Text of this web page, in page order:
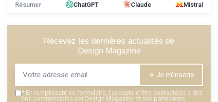
Résumer ChatGPT Claude Mistral
Recevez les dernières actualités de
Design Magazine
➔ Je m'inscris
* En remplissant ce formulaire, j’accepte d’être contacté(e) à des
fins commerciales par Design Magazine et ses partenaires.